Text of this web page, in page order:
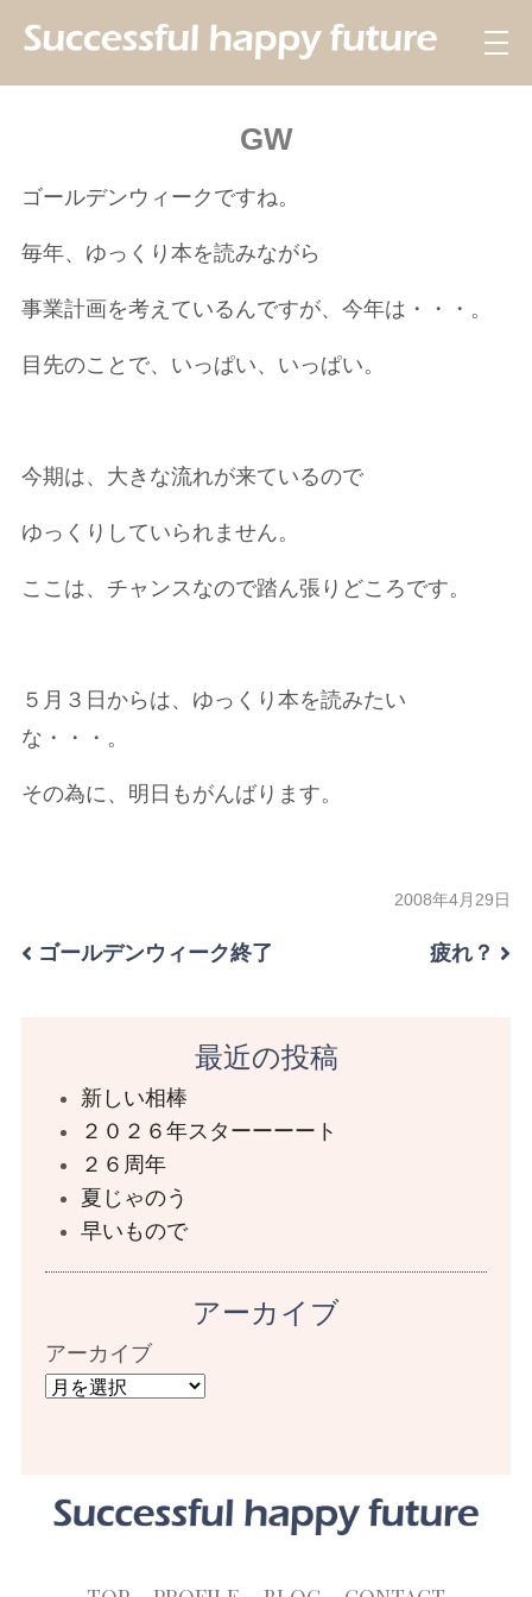
GW
ゴールデンウィークですね。
毎年、ゆっくり本を読みながら
事業計画を考えているんですが、今年は・・・。
目先のことで、いっぱい、いっぱい。
今期は、大きな流れが来ているので
ゆっくりしていられません。
ここは、チャンスなので踏ん張りどころです。
５月３日からは、ゆっくり本を読みたい
な・・・。
その為に、明日もがんばります。
2008年4月29日
ゴールデンウィーク終了 疲れ？
最近の投稿
新しい相棒
２０２６年スターーーート
２６周年
夏じゃのう
早いもので
アーカイブ
アーカイブ